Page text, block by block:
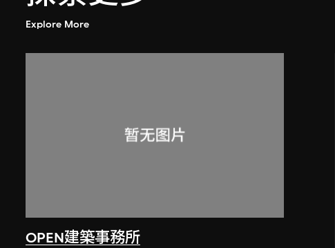
Explore More
OPEN建築事務所